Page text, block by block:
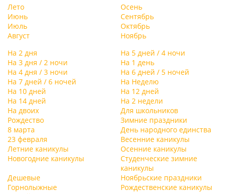
Лето
Июнь
Июль
Август
Осень
Сентябрь
Октябрь
Ноябрь
На 2 дня
На 5 дней / 4 ночи
На 3 дня / 2 ночи
На 1 день
На 4 дня / 3 ночи
На 6 дней / 5 ночей
На 7 дней / 6 ночей
На Неделю
На 10 дней
На 12 дней
На 14 дней
На 2 недели
На двоих
Для школьников
Рождество
Зимние праздники
8 марта
День народного единства
23 февраля
Весенние каникулы
Летние каникулы
Осенние каникулы
Новогодние каникулы
Студенческие зимние
каникулы
Дешевые
Ноябрьские праздники
Горнолыжные
Рождественские каникулы